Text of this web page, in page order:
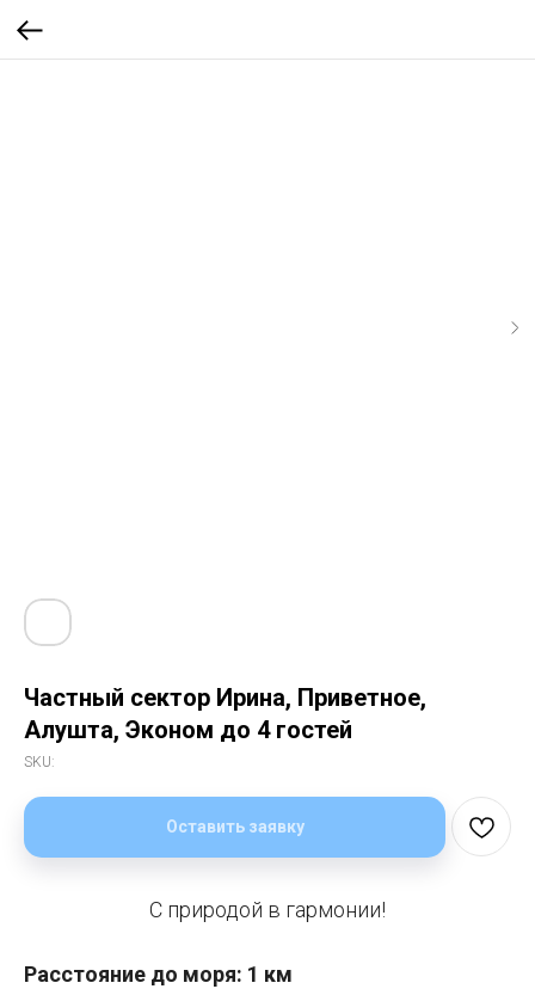
Частный сектор Ирина, Приветное,
Алушта, Эконом до 4 гостей
SKU:
Оставить заявку
С природой в гармонии!
Расстояние до моря: 1 км